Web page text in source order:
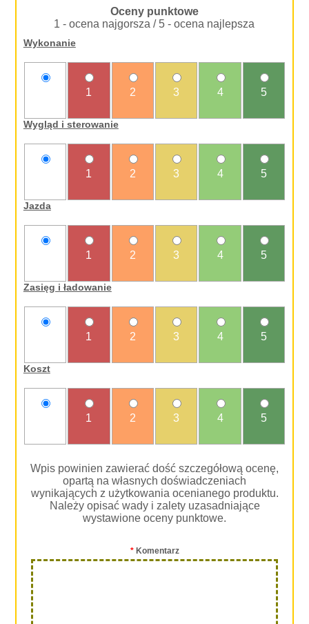
Oceny punktowe
1 - ocena najgorsza / 5 - ocena najlepsza
Wykonanie
1 2 3 4 5
Wygląd i sterowanie
1 2 3 4 5
Jazda
1 2 3 4 5
Zasięg i ładowanie
1 2 3 4 5
Koszt
1 2 3 4 5
Wpis powinien zawierać dość szczegółową ocenę,
opartą na własnych doświadczeniach
wynikających z użytkowania ocenianego produktu.
Należy opisać wady i zalety uzasadniające
wystawione oceny punktowe.
*Komentarz